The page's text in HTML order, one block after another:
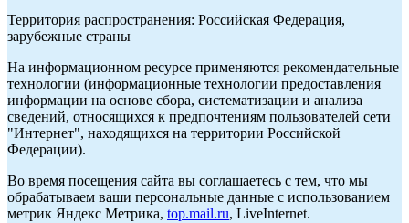
Территория распространения: Российская Федерация,
зарубежные страны
На информационном ресурсе применяются рекомендательные
технологии (информационные технологии предоставления
информации на основе сбора, систематизации и анализа
сведений, относящихся к предпочтениям пользователей сети
"Интернет", находящихся на территории Российской
Федерации).
Во время посещения сайта вы соглашаетесь с тем, что мы
обрабатываем ваши персональные данные с использованием
метрик Яндекс Метрика, top.mail.ru, LiveInternet.